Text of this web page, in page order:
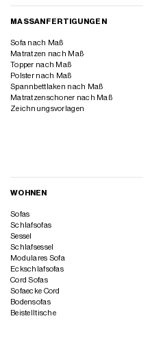
MASSANFERTIGUNGEN
Sofa nach Maß
Matratzen nach Maß
Topper nach Maß
Polster nach Maß
Spannbettlaken nach Maß
Matratzenschoner nach Maß
Zeichnungsvorlagen
WOHNEN
Sofas
Schlafsofas
Sessel
Schlafsessel
Modulares Sofa
Eckschlafsofas
Cord Sofas
Sofaecke Cord
Bodensofas
Beistelltische